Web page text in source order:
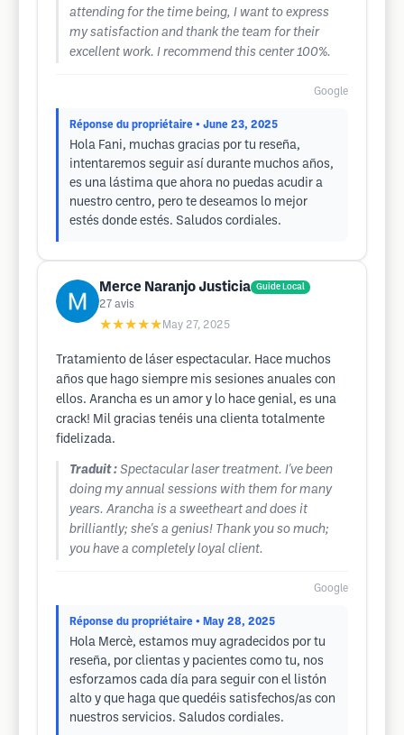
attending for the time being, I want to express
my satisfaction and thank the team for their
excellent work. I recommend this center 100%.
Google
Réponse du propriétaire • June 23, 2025
Hola Fani, muchas gracias por tu reseña,
intentaremos seguir así durante muchos años,
es una lástima que ahora no puedas acudir a
nuestro centro, pero te deseamos lo mejor
estés donde estés. Saludos cordiales.
Merce Naranjo Justicia Guide Local
27 avis
★★★★★ May 27, 2025
Tratamiento de láser espectacular. Hace muchos
años que hago siempre mis sesiones anuales con
ellos. Arancha es un amor y lo hace genial, es una
crack! Mil gracias tenéis una clienta totalmente
fidelizada.
Traduit : Spectacular laser treatment. I've been
doing my annual sessions with them for many
years. Arancha is a sweetheart and does it
brilliantly; she's a genius! Thank you so much;
you have a completely loyal client.
Google
Réponse du propriétaire • May 28, 2025
Hola Mercè, estamos muy agradecidos por tu
reseña, por clientas y pacientes como tu, nos
esforzamos cada día para seguir con el listón
alto y que haga que quedéis satisfechos/as con
nuestros servicios. Saludos cordiales.